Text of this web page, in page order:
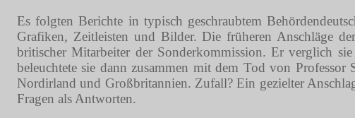
Es folgten Berichte in typisch geschraubtem
Grafiken, Zeitleisten und Bilder. Die früheren Anschläge
britischer Mitarbeiter der Sonderkommission. Er verglich
beleuchtete sie dann zusammen mit dem Tod von
Nordirland und Großbritannien. Zufall? Ein gezielter
Fragen als Antworten.